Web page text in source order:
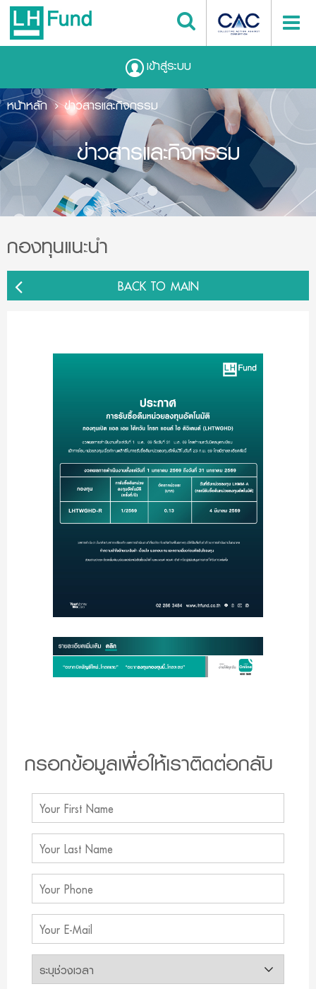
เข้าสู่ระบบ
ข่าวสารและกิจกรรม
หน้าหลัก ข่าวสารและกิจกรรม
กองทุนแนะนำ
BACK TO MAIN
กรอกข้อมูลเพื่อให้เราติดต่อกลับ